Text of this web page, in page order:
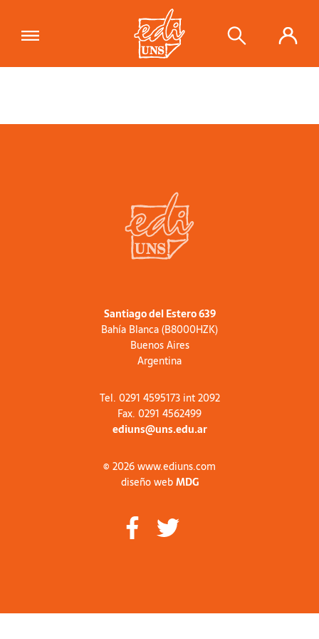
Santiago del Estero 639
Bahía Blanca (B8000HZK)
Buenos Aires
Argentina
Tel. 0291 4595173 int 2092
Fax. 0291 4562499
ediuns@uns.edu.ar
© 2026 www.ediuns.com
diseño webMDG